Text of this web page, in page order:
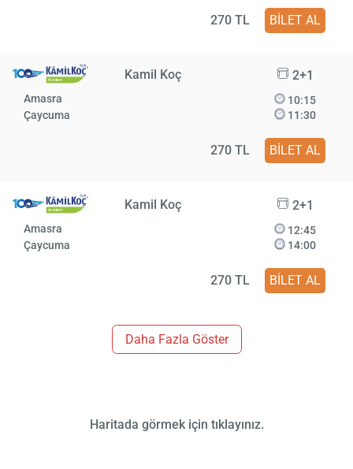
270 TL BİLET AL
Kamil Koç 2+1
Amasra
Çaycuma
10:15
11:30
270 TL BİLET AL
Kamil Koç 2+1
Amasra
Çaycuma
12:45
14:00
270 TL BİLET AL
Daha Fazla Göster
Haritada görmek için tıklayınız.